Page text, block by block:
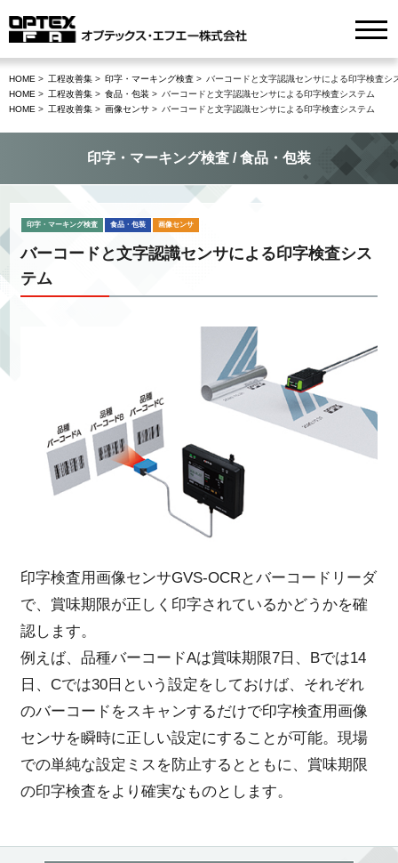
HOME 工程改善集 印字・マーキング検査
バーコードと文字認識センサによる印字検査シ
HOME
工程改善集 食品・包装
バーコードと文字認識センサによる印字検査システム
HOME
工程改善集 画像センサ バーコードと文字認識センサによる印字検査システム
印字・マーキング検査 / 食品・包装
印字・マーキング検査 食品・包装 画像センサ
バーコードと文字認識センサによる印字検査シス
テム
印字検査用画像センサGVS-OCRとバーコードリーダ
で、賞味期限が正しく印字されているかどうかを確
認します。
例えば、品種バーコードAは賞味期限7日、Bでは14
日、Cでは30日という設定をしておけば、それぞれ
のバーコードをスキャンするだけで印字検査用画像
センサを瞬時に正しい設定にすることが可能。現場
での単純な設定ミスを防止するとともに、賞味期限
の印字検査をより確実なものとします。